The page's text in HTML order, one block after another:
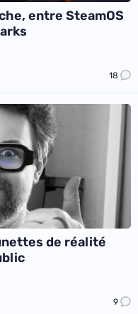
entre SteamOS
18
de réalité
9